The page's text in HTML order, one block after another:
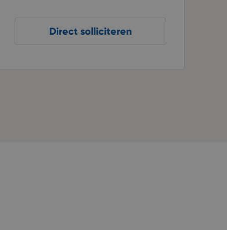
Direct solliciteren